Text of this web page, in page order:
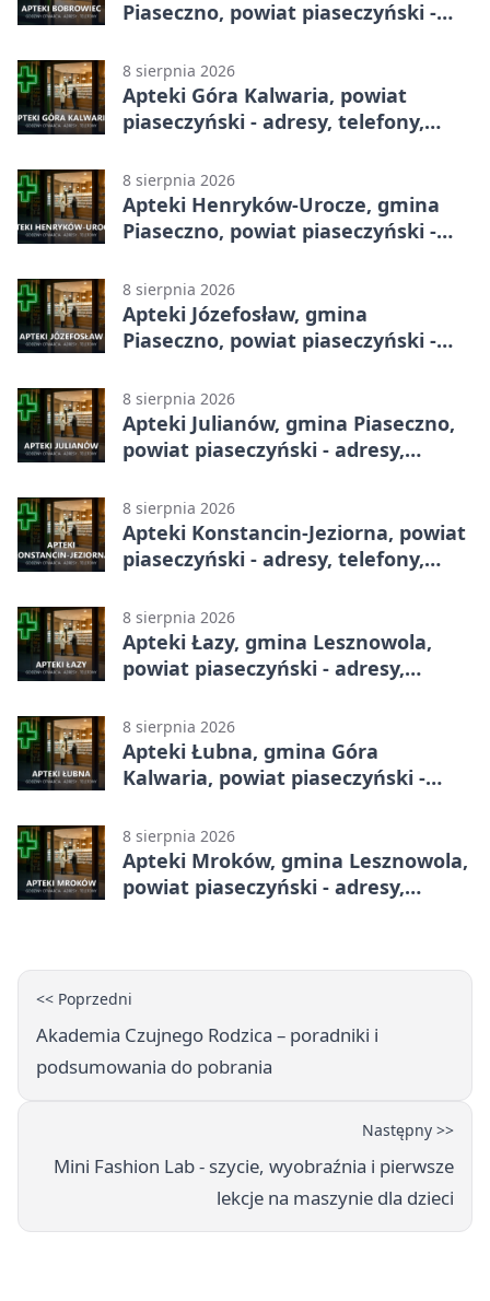
Piaseczno, powiat piaseczyński -
8 sierpnia 2026
Apteki Góra Kalwaria, powiat
piaseczyński - adresy, telefony,
8 sierpnia 2026
Apteki Henryków-Urocze, gmina
Piaseczno, powiat piaseczyński -
8 sierpnia 2026
Apteki Józefosław, gmina
Piaseczno, powiat piaseczyński -
8 sierpnia 2026
Apteki Julianów, gmina Piaseczno,
powiat piaseczyński - adresy,
8 sierpnia 2026
Apteki Konstancin-Jeziorna, powiat
piaseczyński - adresy, telefony,
8 sierpnia 2026
Apteki Łazy, gmina Lesznowola,
powiat piaseczyński - adresy,
8 sierpnia 2026
Apteki Łubna, gmina Góra
Kalwaria, powiat piaseczyński -
8 sierpnia 2026
Apteki Mroków, gmina Lesznowola,
powiat piaseczyński - adresy,
<< Poprzedni
Akademia Czujnego Rodzica – poradniki i
podsumowania do pobrania
Następny >>
Mini Fashion Lab - szycie, wyobraźnia i pierwsze
lekcje na maszynie dla dzieci